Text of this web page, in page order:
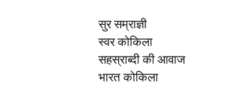
सुर सम्राज्ञी
स्वर कोकिला
सहस्राब्दी की आवाज
भारत कोकिला